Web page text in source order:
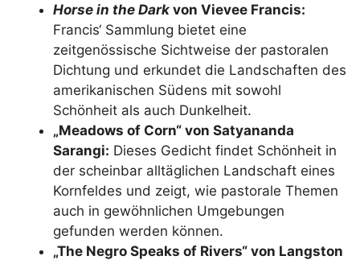
Horse in the Dark von Vievee Francis:
Francis‘ Sammlung bietet eine
zeitgenössische Sichtweise der pastoralen
Dichtung und erkundet die Landschaften des
amerikanischen Südens mit sowohl
Schönheit als auch Dunkelheit.
„Meadows of Corn“ von Satyananda
Sarangi: Dieses Gedicht findet Schönheit in
der scheinbar alltäglichen Landschaft eines
Kornfeldes und zeigt, wie pastorale Themen
auch in gewöhnlichen Umgebungen
gefunden werden können.
„The Negro Speaks of Rivers“ von Langston